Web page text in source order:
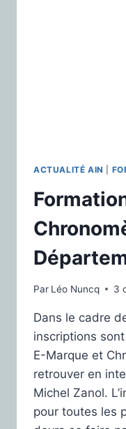
ACTUALITÉ AIN
Par Léo Nuncq 3
Dans le cadre
inscriptions
E-Marque et
retrouver en
Michel Zanol.
pour toutes les